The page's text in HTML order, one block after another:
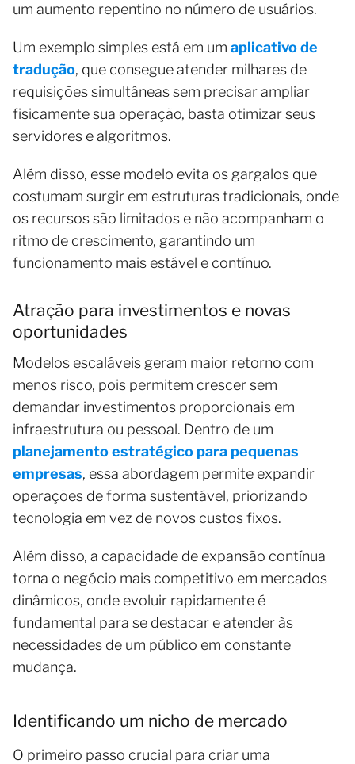
um aumento repentino no número de usuários.
Um exemplo simples está em um aplicativo de
tradução, que consegue atender milhares de
requisições simultâneas sem precisar ampliar
fisicamente sua operação, basta otimizar seus
servidores e algoritmos.
Além disso, esse modelo evita os gargalos que
costumam surgir em estruturas tradicionais, onde
os recursos são limitados e não acompanham o
ritmo de crescimento, garantindo um
funcionamento mais estável e contínuo.
Atração para investimentos e novas
oportunidades
Modelos escaláveis geram maior retorno com
menos risco, pois permitem crescer sem
demandar investimentos proporcionais em
infraestrutura ou pessoal. Dentro de um
planejamento estratégico para pequenas
empresas, essa abordagem permite expandir
operações de forma sustentável, priorizando
tecnologia em vez de novos custos fixos.
Além disso, a capacidade de expansão contínua
torna o negócio mais competitivo em mercados
dinâmicos, onde evoluir rapidamente é
fundamental para se destacar e atender às
necessidades de um público em constante
mudança.
Identificando um nicho de mercado
O primeiro passo crucial para criar uma